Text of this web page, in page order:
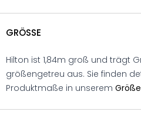
GRÖSSE
Hilton ist 1,84m groß und trägt
größengetreu aus. Sie finden
Produktmaße in unserem